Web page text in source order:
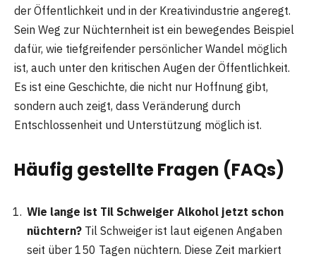
der Öffentlichkeit und in der Kreativindustrie angeregt.
Sein Weg zur Nüchternheit ist ein bewegendes Beispiel
dafür, wie tiefgreifender persönlicher Wandel möglich
ist, auch unter den kritischen Augen der Öffentlichkeit.
Es ist eine Geschichte, die nicht nur Hoffnung gibt,
sondern auch zeigt, dass Veränderung durch
Entschlossenheit und Unterstützung möglich ist.
Häufig gestellte Fragen (FAQs)
Wie lange ist Til Schweiger Alkohol jetzt schon
nüchtern? Til Schweiger ist laut eigenen Angaben
seit über 150 Tagen nüchtern. Diese Zeit markiert